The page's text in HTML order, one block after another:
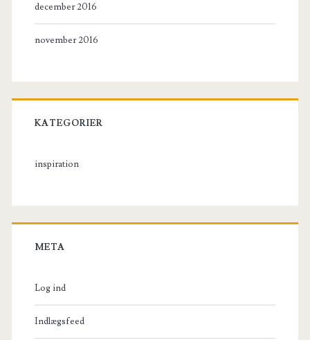
december 2016
november 2016
KATEGORIER
inspiration
META
Log ind
Indlægsfeed